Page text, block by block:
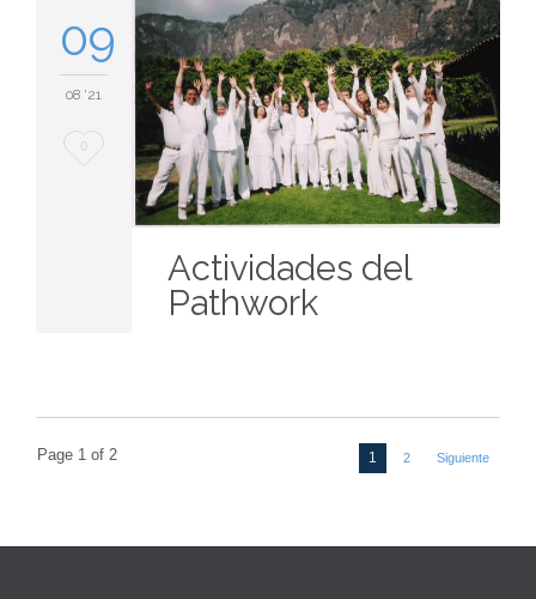
09
08 '21
Love
0
Actividades del
Pathwork
Page 1 of 2 1 2 Siguiente